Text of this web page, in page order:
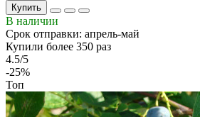
Купить
В наличии
Срок отправки: апрель-май
Купили более 350 раз
4.5/5
-25%
Топ